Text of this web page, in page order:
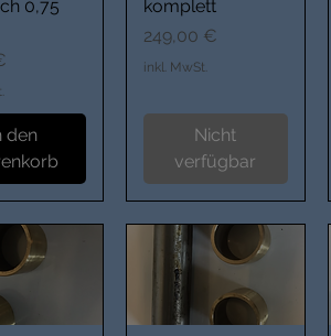
0,75
den
komplett
Preis
249,00 €
inkl. MwSt.
Nicht
verfügbar